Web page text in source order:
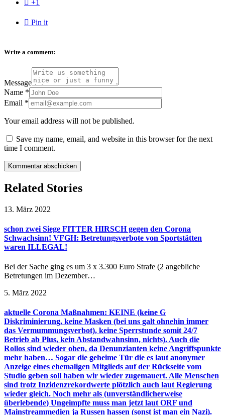
 +1
 Pin it
Write a comment:
Message
Name *
Email *
Your email address will not be published.
Save my name, email, and website in this browser for the next
time I comment.
Related Stories
13. März 2022
schon zwei Siege FITTER HIRSCH gegen den Corona
Schwachsinn! VFGH: Betretungsverbote von Sportstätten
waren ILLEGAL!
Bei der Sache ging es um 3 x 3.300 Euro Strafe (2 angebliche
Betretungen im Dezember…
5. März 2022
aktuelle Corona Maßnahmen: KEINE (keine G
Diskriminierung, keine Masken (bei uns galt ohnehin immer
das Vermummungsverbot), keine Sperrstunde somit 24/7
Betrieb ab Plus, kein Abstandwahnsinn, nichts). Auch die
Rollos sind wieder oben, da Denunzianten keine Angriffspunkte
mehr haben… Sogar die geheime Tür die es laut anonymer
Anzeige eines ehemaligen Mitglieds auf der Rückseite vom
Studio geben soll haben wir wieder zugemauert. Alle Menschen
sind trotz Inzidenzrekordwerte plötzlich auch laut Regierung
wieder gleich. Noch mehr als (unverständlicherweise
überlebende) Ungeimpfte muss man jetzt laut ORF und
Mainstreammedien ja Russen hassen (sonst ist man ein Nazi).